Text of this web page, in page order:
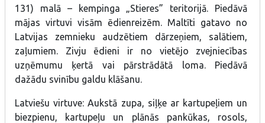
131) malā – kempinga „Stieres” teritorijā. Piedāvā
mājas virtuvi visām ēdienreizēm. Maltīti gatavo no
Latvijas zemnieku audzētiem dārzeņiem, salātiem,
zaļumiem. Zivju ēdieni ir no vietējo zvejniecības
uzņēmumu ķertā vai pārstrādātā loma. Piedāvā
dažādu svinību galdu klāšanu.
Latviešu virtuve: Aukstā zupa, siļķe ar kartupeļiem un
biezpienu, kartupeļu un plānās pankūkas, rosols,